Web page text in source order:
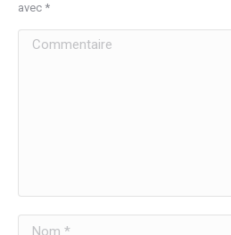
avec *
Commentaire
Nom *